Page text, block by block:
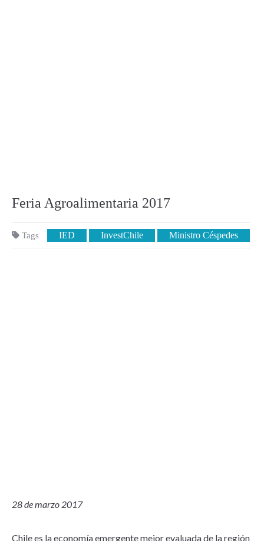
Feria Agroalimentaria 2017
Tags IED InvestChile Ministro Céspedes
28 de marzo 2017
Chile es la economía emergente mejor evaluada de la región